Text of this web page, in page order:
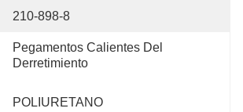
210-898-8
Pegamentos Calientes Del
Derretimiento
POLIURETANO